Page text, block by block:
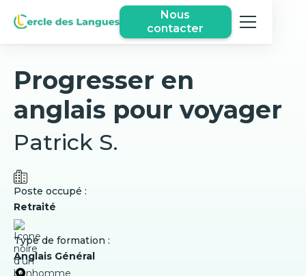
Nous
contacter
Progresser en
anglais pour voyager
Patrick S.
Poste occupé :
Retraité
Type de formation :
Anglais Général